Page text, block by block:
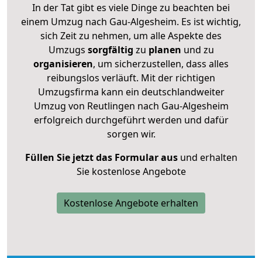
In der Tat gibt es viele Dinge zu beachten bei
einem Umzug nach Gau-Algesheim. Es ist wichtig,
sich Zeit zu nehmen, um alle Aspekte des
Umzugs sorgfältig zu planen und zu
organisieren, um sicherzustellen, dass alles
reibungslos verläuft. Mit der richtigen
Umzugsfirma kann ein deutschlandweiter
Umzug von Reutlingen nach Gau-Algesheim
erfolgreich durchgeführt werden und dafür
sorgen wir.
Füllen Sie jetzt das Formular ausund erhalten
Sie kostenlose Angebote
Kostenlose Angebote erhalten